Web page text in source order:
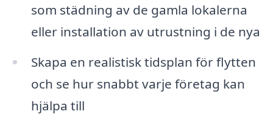
som städning av de gamla lokalerna
eller installation av utrustning i de nya
Skapa en realistisk tidsplan för flytten
och se hur snabbt varje företag kan
hjälpa till